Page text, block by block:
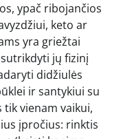
ypač ribojančios
keto ar
yra griežtai
jų fizinį
didžiulės
ir santykiui su
vienam vaikui,
įpročius: rinktis